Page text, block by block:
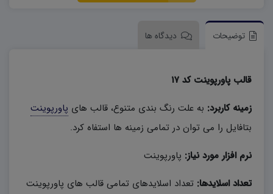
توضیحات دیدگاه ها
قالب پاورپوینت کد ۱۷
زمینه کاربرد: به علت رنگ بندی متنوع، قالب های پاورپوینت
بتافایل را می توان در تمامی زمینه ها استفاه کرد.
نرم افزار مورد نیاز: پاورپوینت
تعداد اسلایدها: تعداد اسلایدهای تمامی قالب های پاورپوینت